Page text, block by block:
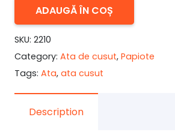
cusut
galben
miere
ADAUGĂ ÎN COȘ
SKU: 2210
Category: Ata de cusut, Papiote
Tags: Ata, ata cusut
Description